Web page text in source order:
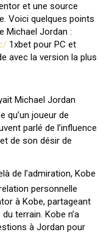
et une source
Voici quelques points
Michael Jordan :
1xbet pour PC et
avec la version la plus
Michael Jordan
qu’un joueur de
parlé de l’influence
de son désir de
de l’admiration, Kobe
personnelle
à Kobe, partageant
terrain. Kobe n’a
à Jordan pour